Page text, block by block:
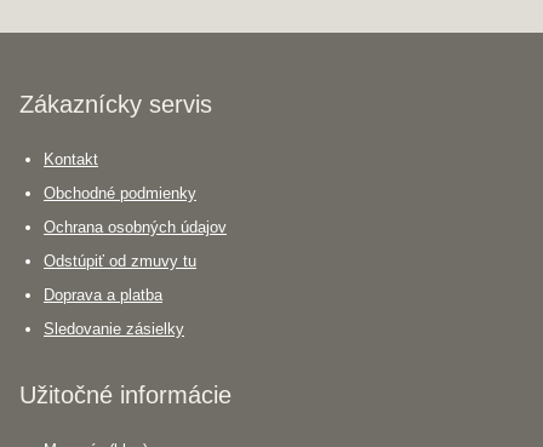
Zákaznícky servis
Kontakt
Obchodné podmienky
Ochrana osobných údajov
Odstúpiť od zmuvy tu
Doprava a platba
Sledovanie zásielky
Užitočné informácie